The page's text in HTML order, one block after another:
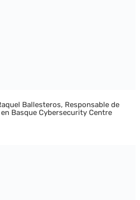
Ballesteros, Responsable de
Basque Cybersecurity Centre